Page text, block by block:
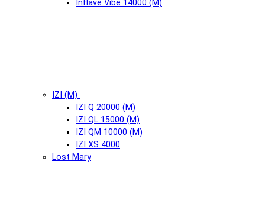
Inflave Vibe 14000 (М)
IZI (М)
IZI Q 20000 (М)
IZI QL 15000 (М)
IZI QM 10000 (М)
IZI XS 4000
Lost Mary